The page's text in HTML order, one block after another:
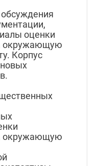
оценки
окружающую
Корпус
окружающую